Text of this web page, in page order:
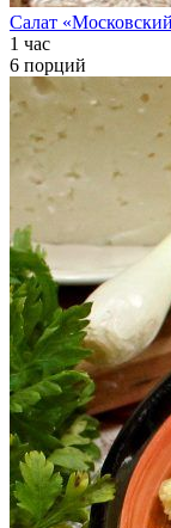
Салат
1 час
6 порций